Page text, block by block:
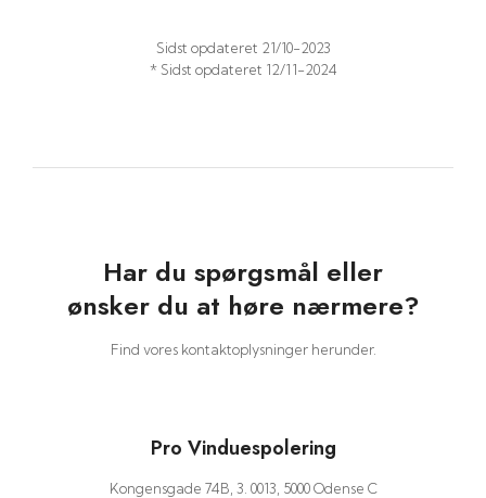
Sidst opdateret 21/10-2023​
​* Sidst opdateret 12/11-2024​
Har du spørgsmål eller
​ønsker du at høre nærmere?
Find vores kontaktoplysninger herunder.
Pro Vinduespolering
Kongensgade 74B, 3. 0013, 5000 Odense C